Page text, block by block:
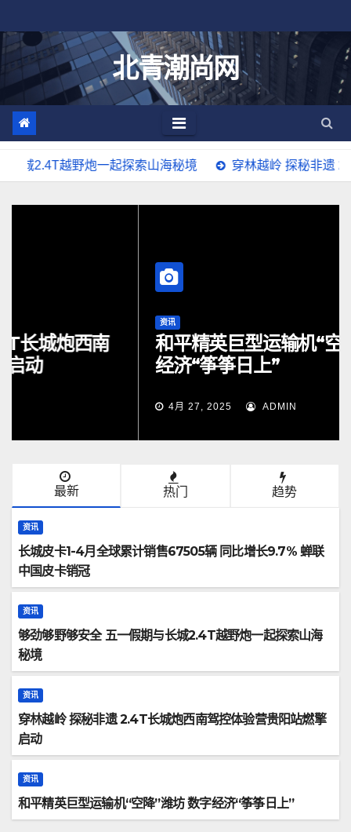
至
北青潮尚网
一起探索山海秘境 穿林越岭 探秘非遗 2.4T长城炮西南
和平精英巨型运输机“空降”潍坊 数字
经济“筝筝日上”
ADMIN
最新 热门 趋势
资讯
长城皮卡1-4月全球累计销售67505辆 同比增长9.7% 蝉联
中国皮卡销冠
资讯
够劲够野够安全 五一假期与长城2.4T越野炮一起探索山海
秘境
资讯
穿林越岭 探秘非遗 2.4T长城炮西南驾控体验营贵阳站燃擎
启动
资讯
和平精英巨型运输机“空降”潍坊 数字经济“筝筝日上”